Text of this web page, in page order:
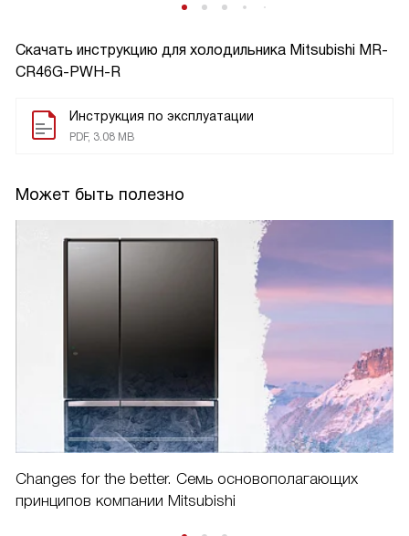
Скачать инструкцию для холодильника Mitsubishi MR-
CR46G-PWH-R
Инструкция по эксплуатации
PDF, 3.08 MB
Может быть полезно
Changes for the better. Семь основополагающих
принципов компании Mitsubishi